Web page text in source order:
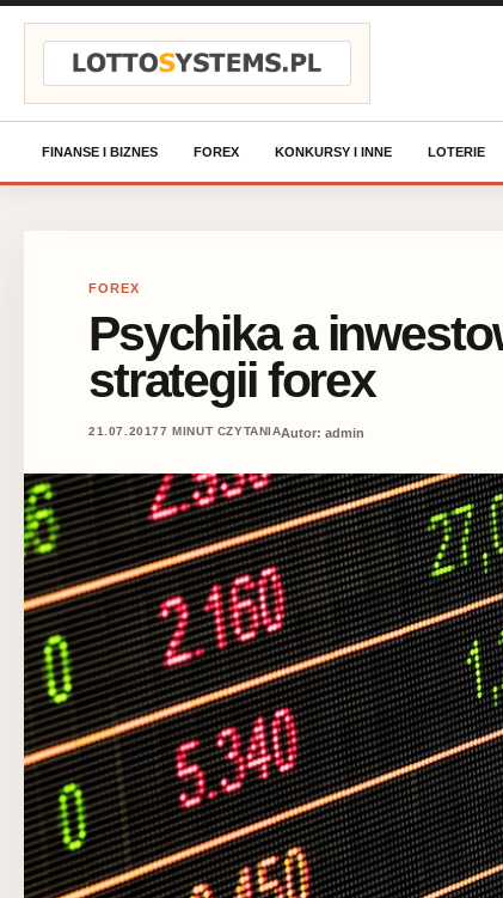
FINANSE I BIZNES FOREX KONKURSY I INNE LOTERIE
FOREX
Psychika a
strategii forex
21.07.20177 MINUT CZYTANIAAutor: admin